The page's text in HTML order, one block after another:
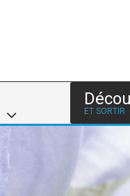
ET SORTIR